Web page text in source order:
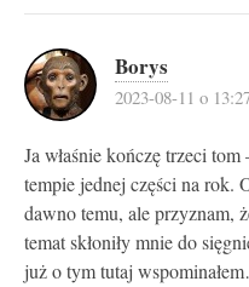
Borys
2023-08-11 o
Ja właśnie kończę trzeci
tempie jednej części na rok.
dawno temu, ale przyznam,
temat skłoniły mnie do
już o tym tutaj